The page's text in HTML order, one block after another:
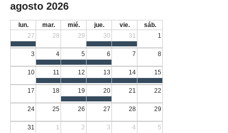
agosto 2026
lun. mar. mié. jue. vie.
sáb.
27
28 29 30 31 1
3 4 5 6 7 8
10 11 12 13 14 15
17 18 19 20 21 22
24 25 26 27 28 29
31 1 2 3 4 5